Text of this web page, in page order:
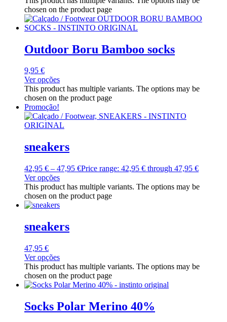
chosen on the product page
Outdoor Boru Bamboo socks
9,95 €
Ver opções
This product has multiple variants. The options may be
chosen on the product page
Promoção!
sneakers
42,95 € – 47,95 €Price range: 42,95 € through 47,95 €
Ver opções
This product has multiple variants. The options may be
chosen on the product page
sneakers
47,95 €
Ver opções
This product has multiple variants. The options may be
chosen on the product page
Socks Polar Merino 40%